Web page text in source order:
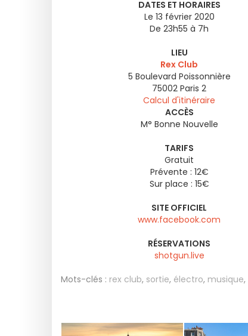
DATES ET HORAIRES
Le 13 février 2020
De 23h55 à 7h
LIEU
Rex Club
5 Boulevard Poissonnière
75002 Paris 2
Calcul d'itinéraire
ACCÈS
M° Bonne Nouvelle
TARIFS
Gratuit
Prévente : 12€
Sur place : 15€
SITE OFFICIEL
www.facebook.com
RÉSERVATIONS
shotgun.live
Mots-clés : rex club, sortie, électro, musique,